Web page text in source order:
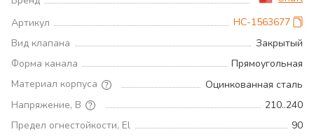
Артикул
НС-1563677
Вид клапана
Закрытый
Форма канала
Прямоугольная
Материал корпуса
Оцинкованная сталь
Напряжение, В
210..240
Предел огнестойкости, El
90